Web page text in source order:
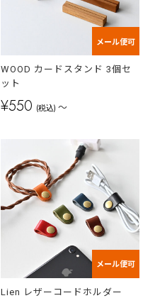
メール便可
WOOD カードスタンド 3個セ
ット
¥550 (税込) ～
メール便可
Lien レザーコードホルダー